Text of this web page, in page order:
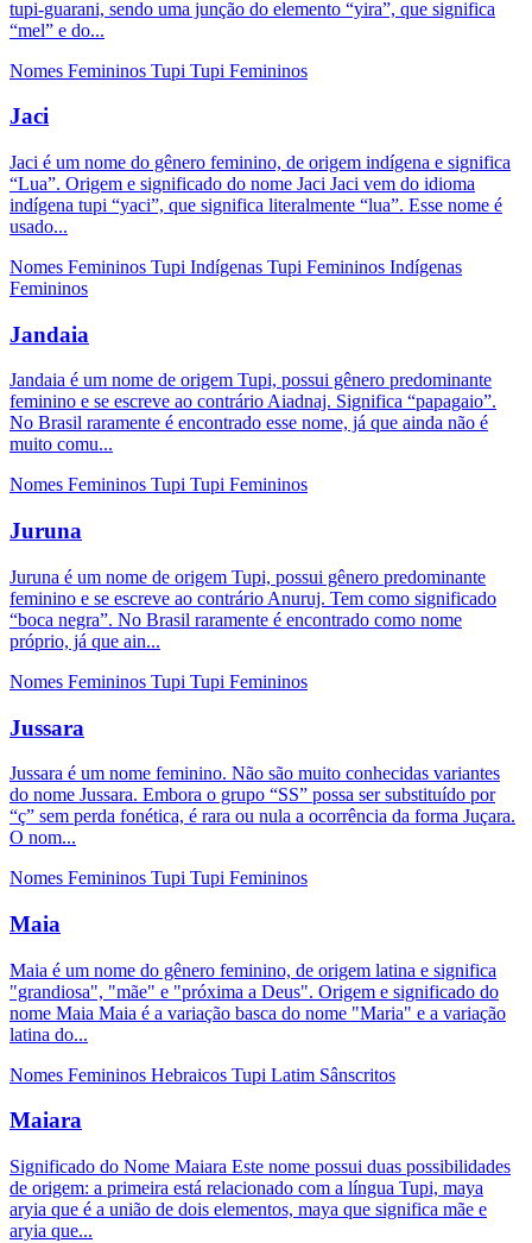
tupi-guarani, sendo uma junção do elemento “yira”, que significa
“mel” e do...
Nomes Femininos Tupi Tupi Femininos
Jaci
Jaci é um nome do gênero feminino, de origem indígena e significa
“Lua”. Origem e significado do nome Jaci Jaci vem do idioma
indígena tupi “yaci”, que significa literalmente “lua”. Esse nome é
usado...
Nomes Femininos Tupi Indígenas Tupi Femininos Indígenas
Femininos
Jandaia
Jandaia é um nome de origem Tupi, possui gênero predominante
feminino e se escreve ao contrário Aiadnaj. Significa “papagaio”.
No Brasil raramente é encontrado esse nome, já que ainda não é
muito comu...
Nomes Femininos Tupi Tupi Femininos
Juruna
Juruna é um nome de origem Tupi, possui gênero predominante
feminino e se escreve ao contrário Anuruj. Tem como significado
“boca negra”. No Brasil raramente é encontrado como nome
próprio, já que ain...
Nomes Femininos Tupi Tupi Femininos
Jussara
Jussara é um nome feminino. Não são muito conhecidas variantes
do nome Jussara. Embora o grupo “SS” possa ser substituído por
“ç” sem perda fonética, é rara ou nula a ocorrência da forma Juçara.
O nom...
Nomes Femininos Tupi Tupi Femininos
Maia
Maia é um nome do gênero feminino, de origem latina e significa
"grandiosa", "mãe" e "próxima a Deus". Origem e significado do
nome Maia Maia é a variação basca do nome "Maria" e a variação
latina do...
Nomes Femininos Hebraicos Tupi Latim Sânscritos
Maiara
Significado do Nome Maiara Este nome possui duas possibilidades
de origem: a primeira está relacionado com a língua Tupi, maya
aryia que é a união de dois elementos, maya que significa mãe e
aryia que...